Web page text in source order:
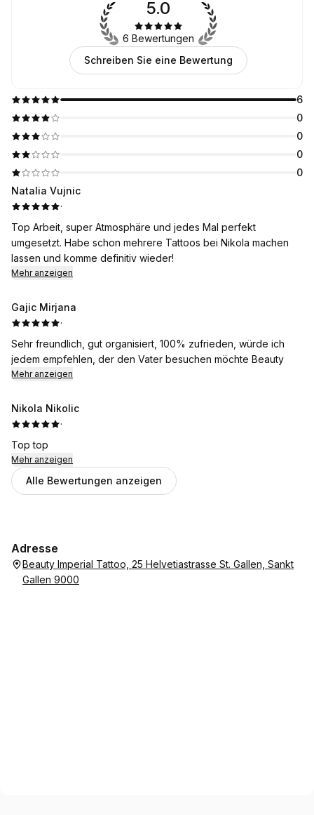
6
0
0
0
0
5.0
6 Bewertungen
Schreiben Sie eine Bewertung
Natalia Vujnic
·
Top Arbeit, super Atmosphäre und jedes Mal perfekt
umgesetzt. Habe schon mehrere Tattoos bei Nikola machen
lassen und komme definitiv wieder!
Mehr anzeigen
Gajic Mirjana
·
Sehr freundlich, gut organisiert, 100% zufrieden, würde ich
jedem empfehlen, der den Vater besuchen möchte Beauty
Mehr anzeigen
Nikola Nikolic
·
Top top
Mehr anzeigen
Alle Bewertungen anzeigen
Adresse
Beauty Imperial Tattoo, 25 Helvetiastrasse St. Gallen, Sankt
Gallen 9000